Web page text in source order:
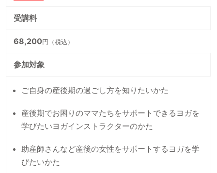
受講料
68,200 円（税込）
参加対象
ご自身の産後期の過ごし方を知りたいかた
産後期でお困りのママたちをサポートできるヨガを
学びたいヨガインストラクターのかた
助産師さんなど産後の女性をサポートするヨガを学
びたいかた